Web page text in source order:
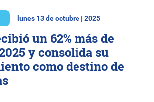
lunes 13 de octubre | 2025
un 62% más de
y consolida su
como destino de